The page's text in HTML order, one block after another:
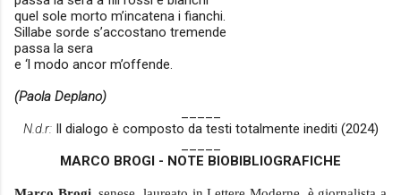
quel sole morto m’incatena i fianchi.
Sillabe sorde s’accostano tremende
passa la sera
e ‘l modo ancor m’offende.
(Paola Deplano)
N.d.r: Il dialogo è composto da testi totalmente inediti (2024)
MARCO BROGI - NOTE BIOBIBLIOGRAFICHE